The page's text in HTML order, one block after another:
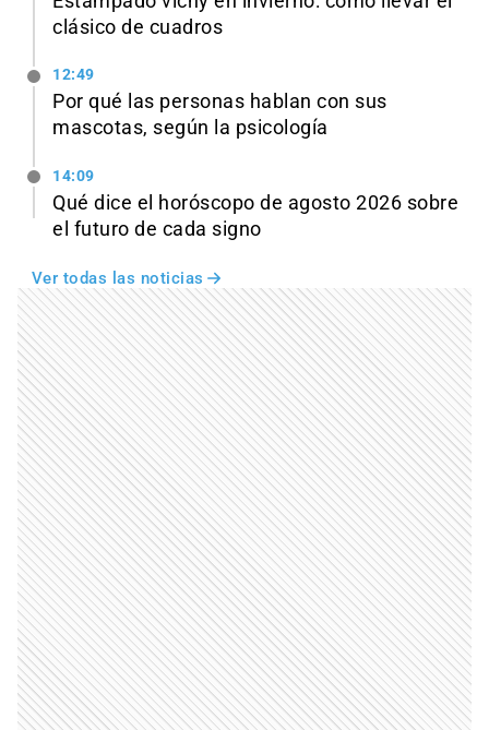
clásico de cuadros
12:49
Por qué las personas hablan con sus
mascotas, según la psicología
14:09
Qué dice el horóscopo de agosto 2026 sobre
el futuro de cada signo
Ver todas las noticias